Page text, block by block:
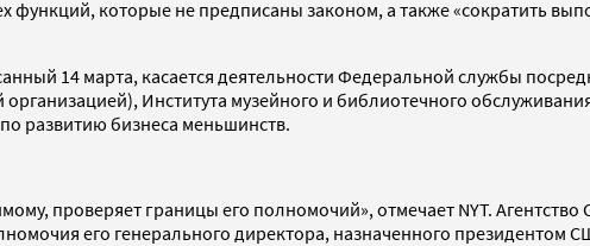
функций, которые не предписаны законом, а также «сократить
14 марта, касается деятельности Федеральной службы
Института музейного и библиотечного
развитию бизнеса меньшинств.
проверяет границы его полномочий», отмечает NYT.
его генерального директора, назначенного президентом